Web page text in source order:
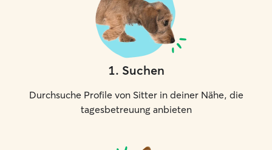
1. Suchen
Durchsuche Profile von Sitter in deiner Nähe, die
tagesbetreuung anbieten